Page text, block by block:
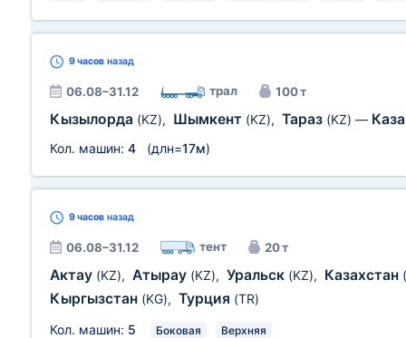
9 часов назад
06.08–31.12 трал 100 т
Кызылорда (KZ), Шымкент (KZ), Тараз (KZ) —
Кол. машин: 4 (длн=17м)
9 часов назад
06.08–31.12 тент 20 т
Актау (KZ), Атырау (KZ), Уральск (KZ), Казахстан
Кыргызстан (KG), Турция (TR)
Кол. машин: 5 Боковая Верхняя